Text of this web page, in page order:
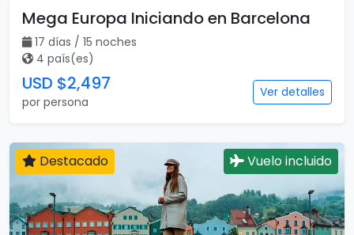
Mega Europa Iniciando en Barcelona
17 días / 15 noches
4 país(es)
USD $2,497
por persona
Ver detalles
Destacado Vuelo incluido